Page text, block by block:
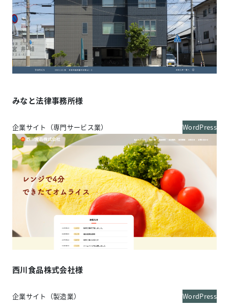
みなと法律事務所様
企業サイト（専門サービス業） WordPress
西川食品株式会社様
企業サイト（製造業） WordPress